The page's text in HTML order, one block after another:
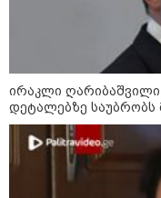
საზოგადოება
ირაკლი ღარიბაშვილი
დეტალებზე საუბრობს